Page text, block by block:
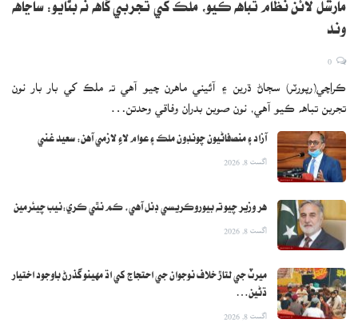
مارشل لائن نظام تباهه ڪيو، ملڪ کي تجربي گاهه نه بڻايو: ساڃاهه
وند
ڪراچي(رپورٽر) سڄاڻ ڌرين ۽ آئيني ماهرن چيو آهي ته ملڪ کي بار بار نون
تجربن تباهه ڪيو آهي، نون صوبن بدران وفاقي وحدتن…
آزاد ۽ منصفاڻيون چونڊون ملڪ ۽ عوام لاءِ لازمي آهن: سعيد غني
اگست 8, 2026
هر وزير چيو ته بيوروڪريسي ڊنل آهي، ڪم نٿي ڪري:نيب چيئرمين
اگست 8, 2026
ميرٽ جي لتاڙ خلاف نوجوان جي احتجاج کي اڌ مهينو گذرڻ باوجود اختيار
ڌڻين…
اگست 8, 2026